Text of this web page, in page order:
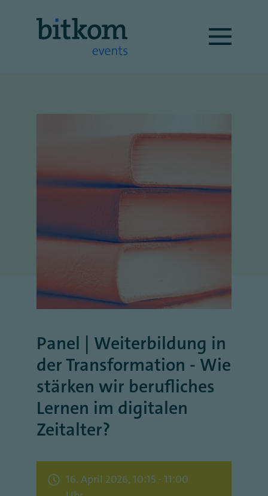
Panel | Weiterbildung in
der Transformation - Wie
stärken wir berufliches
Lernen im digitalen
Zeitalter?
16. April 2026, 10:15 - 11:00